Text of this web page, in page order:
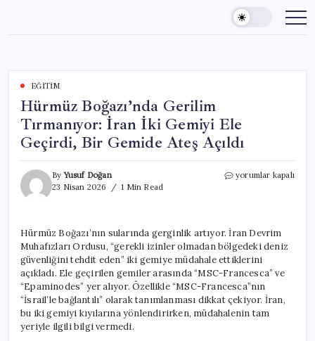
content
EĞITIM
Hürmüz Boğazı’nda Gerilim
Tırmanıyor: İran İki Gemiyi Ele
Geçirdi, Bir Gemide Ateş Açıldı
ByYusuf Doğan
23 Nisan 2026
1 Min Read
Hürmüz
İki
Gemiyi
Ele
Geçirdi,
Gemide
Ateş
Açıldı
yorumlar kapalı
Hürmüz Boğazı’nın sularında gerginlik artıyor. İran Devrim
Muhafızları Ordusu, “gerekli izinler olmadan bölgedeki deniz
güvenliğini tehdit eden” iki gemiye müdahale ettiklerini
açıkladı. Ele geçirilen gemiler arasında “MSC-Francesca” ve
“Epaminodes” yer alıyor. Özellikle “MSC-Francesca”nın
“İsrail’le bağlantılı” olarak tanımlanması dikkat çekiyor. İran,
bu iki gemiyi kıyılarına yönlendirirken, müdahalenin tam
yeriyle ilgili bilgi vermedi.